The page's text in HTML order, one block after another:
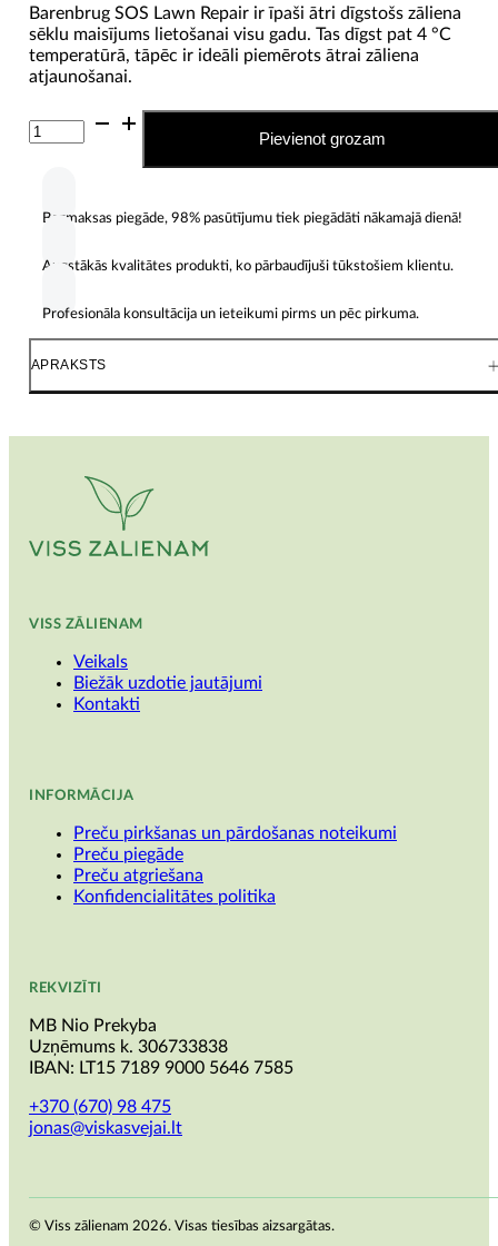
Barenbrug SOS Lawn Repair ir īpaši ātri dīgstošs zāliena
sēklu maisījums lietošanai visu gadu. Tas dīgst pat 4 °C
temperatūrā, tāpēc ir ideāli piemērots ātrai zāliena
atjaunošanai.
Barenbrug
SOS
ātri
zāliena
maisījums,
daudzums
Pievienot grozam
Bezmaksas piegāde, 98% pasūtījumu tiek piegādāti nākamajā dienā!
Augstākās kvalitātes produkti, ko pārbaudījuši tūkstošiem klientu.
Profesionāla konsultācija un ieteikumi pirms un pēc pirkuma.
APRAKSTS
VISS ZĀLIENAM
Veikals
Biežāk uzdotie jautājumi
Kontakti
INFORMĀCIJA
Preču pirkšanas un pārdošanas noteikumi
Preču piegāde
Preču atgriešana
Konfidencialitātes politika
REKVIZĪTI
MB Nio Prekyba
Uzņēmums k. 306733838
IBAN: LT15 7189 9000 5646 7585
+370 (670) 98 475
jonas@viskasvejai.lt
© Viss zālienam 2026. Visas tiesības aizsargātas.